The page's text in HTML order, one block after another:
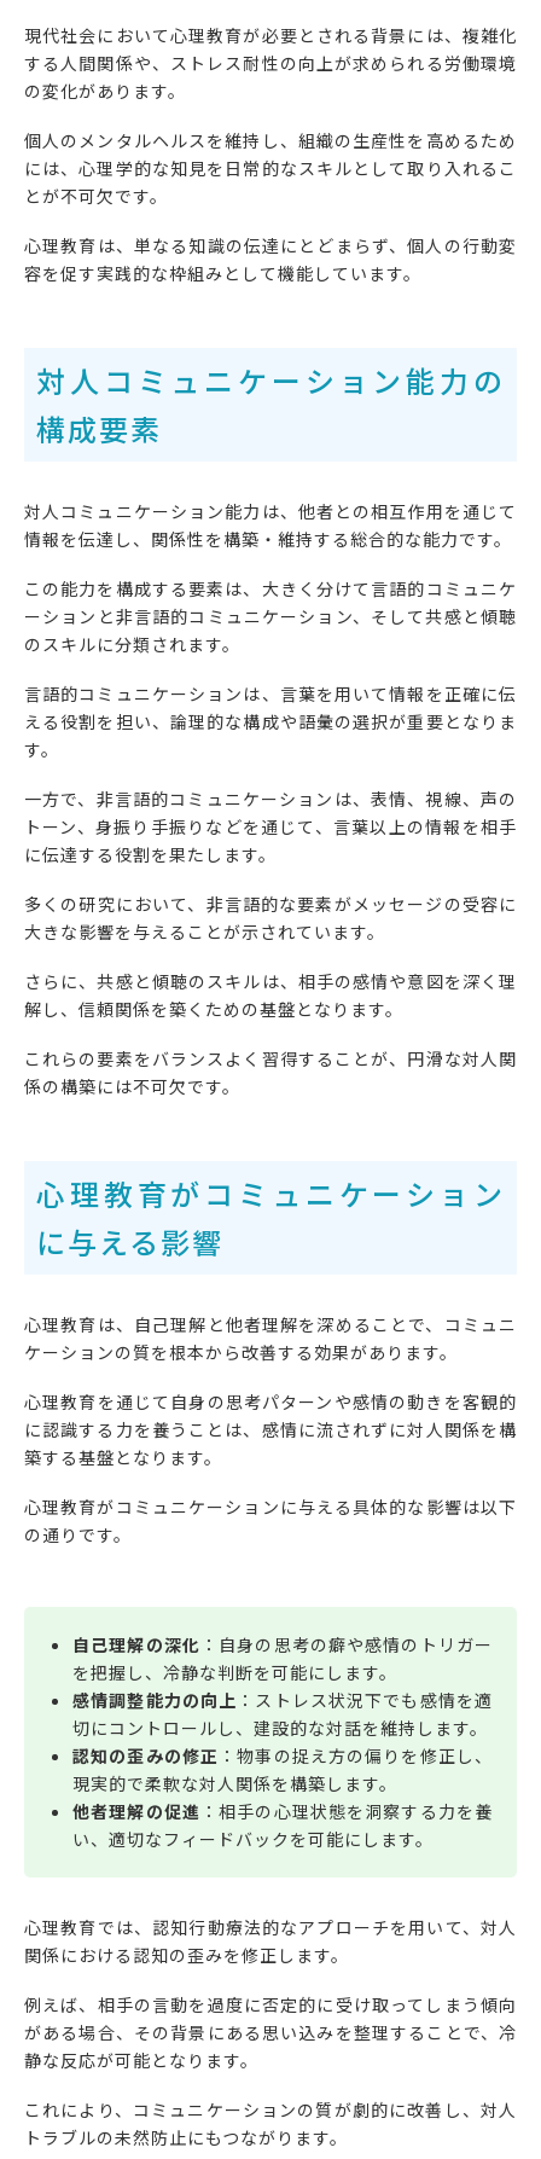
現代社会において心理教育が必要とされる背景には、複雑化
する人間関係や、ストレス耐性の向上が求められる労働環境
の変化があります。
個人のメンタルヘルスを維持し、組織の生産性を高めるため
には、心理学的な知見を日常的なスキルとして取り入れるこ
とが不可欠です。
心理教育は、単なる知識の伝達にとどまらず、個人の行動変
容を促す実践的な枠組みとして機能しています。
対人コミュニケーション能力の
構成要素
対人コミュニケーション能力は、他者との相互作用を通じて
情報を伝達し、関係性を構築・維持する総合的な能力です。
この能力を構成する要素は、大きく分けて言語的コミュニケ
ーションと非言語的コミュニケーション、そして共感と傾聴
のスキルに分類されます。
言語的コミュニケーションは、言葉を用いて情報を正確に伝
える役割を担い、論理的な構成や語彙の選択が重要となりま
す。
一方で、非言語的コミュニケーションは、表情、視線、声の
トーン、身振り手振りなどを通じて、言葉以上の情報を相手
に伝達する役割を果たします。
多くの研究において、非言語的な要素がメッセージの受容に
大きな影響を与えることが示されています。
さらに、共感と傾聴のスキルは、相手の感情や意図を深く理
解し、信頼関係を築くための基盤となります。
これらの要素をバランスよく習得することが、円滑な対人関
係の構築には不可欠です。
心理教育がコミュニケーション
に与える影響
心理教育は、自己理解と他者理解を深めることで、コミュニ
ケーションの質を根本から改善する効果があります。
心理教育を通じて自身の思考パターンや感情の動きを客観的
に認識する力を養うことは、感情に流されずに対人関係を構
築する基盤となります。
心理教育がコミュニケーションに与える具体的な影響は以下
の通りです。
自己理解の深化 ：自身の思考の癖や感情のトリガー
を把握し、冷静な判断を可能にします。
感情調整能力の向上 ：ストレス状況下でも感情を適
切にコントロールし、建設的な対話を維持します。
認知の歪みの修正 ：物事の捉え方の偏りを修正し、
現実的で柔軟な対人関係を構築します。
他者理解の促進 ：相手の心理状態を洞察する力を養
い、適切なフィードバックを可能にします。
心理教育では、認知行動療法的なアプローチを用いて、対人
関係における認知の歪みを修正します。
例えば、相手の言動を過度に否定的に受け取ってしまう傾向
がある場合、その背景にある思い込みを整理することで、冷
静な反応が可能となります。
これにより、コミュニケーションの質が劇的に改善し、対人
トラブルの未然防止にもつながります。